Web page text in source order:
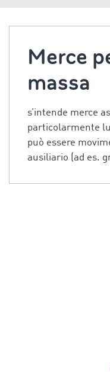
Merce
massa
s’intende merce
particolarmente
può essere
ausiliario (ad es.